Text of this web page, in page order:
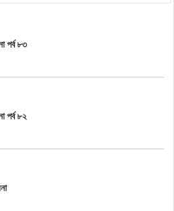
পর্ব ৮৩
পর্ব ৮২